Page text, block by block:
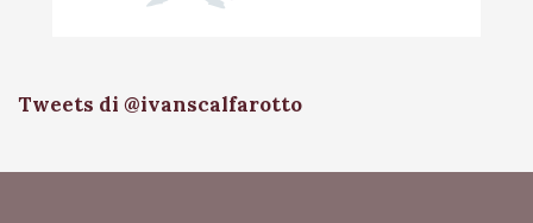
Tweets di @ivanscalfarotto